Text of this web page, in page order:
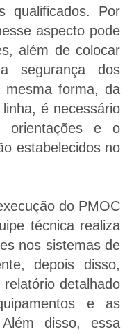
qualificados. Por
aspecto pode
além de colocar
dos
mesma forma, da
é necessário
orientações e o
estabelecidos no
do PMOC
técnica realiza
nos sistemas de
depois disso,
detalhado
e as
Além disso, essa